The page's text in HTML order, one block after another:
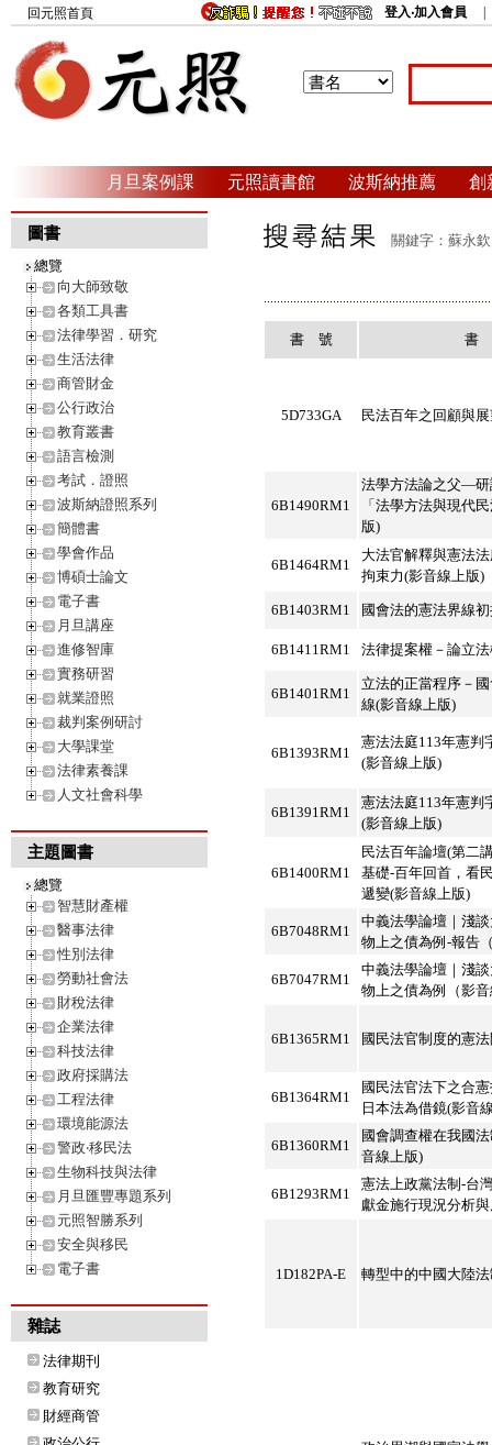
回元照首頁 登入‧加入會員
月旦案例課 元照讀書館 波斯納推薦 創
圖書
總覽
向大師致敬
各類工具書
法律學習．研究
生活法律
商管財金
公行政治
教育叢書
語言檢測
考試．證照
波斯納證照系列
簡體書
學會作品
博碩士論文
電子書
月旦講座
進修智庫
實務研習
就業證照
裁判案例研討
大學課堂
法律素養課
人文社會科學
主題圖書
總覽
智慧財產權
醫事法律
性別法律
勞動社會法
財稅法律
企業法律
科技法律
政府採購法
工程法律
環境能源法
警政‧移民法
生物科技與法律
月旦匯豐專題系列
元照智勝系列
安全與移民
電子書
雜誌
法律期刊
教育研究
財經商管
關鍵字：蘇永
書 號 書
5D733GA 民法百年之回顧與
6B1490RM1
法學方法論之父—研
「法學方法與現代
版)
6B1464RM1
大法官解釋與憲法
拘束力(影音線上版)
6B1403RM1 國會法的憲法界線
6B1411RM1 法律提案權－論立
6B1401RM1
立法的正當程序－
線(影音線上版)
6B1393RM1
憲法法庭113年憲判
(影音線上版)
6B1391RM1
憲法法庭113年憲判
(影音線上版)
6B1400RM1
民法百年論壇(第二
基礎-百年回首，看
遞變(影音線上版)
6B7048RM1
中義法學論壇｜淺
物上之債為例-報告
6B7047RM1
中義法學論壇｜淺
物上之債為例（影
6B1365RM1 國民法官制度的憲
6B1364RM1
國民法官法下之合
日本法為借鏡(影音
6B1360RM1
國會調查權在我國
音線上版)
6B1293RM1
憲法上政黨法制-台
獻金施行現況分析
1D182PA-E 轉型中的中國大陸